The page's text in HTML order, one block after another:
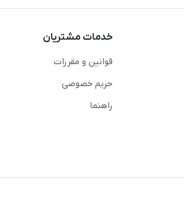
خدمات مشتریان
قوانین و مقررات
حریم خصوصی
راهنما